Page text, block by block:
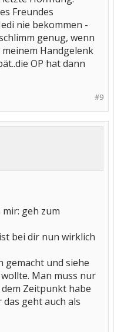
Freundes
nie bekommen -
genug, wenn
Handgelenk
OP hat dann
#9
geh zum
bei dir nun wirklich
gemacht und siehe
Man muss nur
Zeitpunkt habe
geht auch als